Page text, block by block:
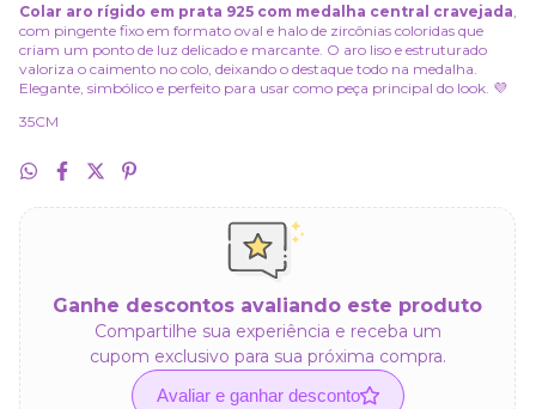
Colar aro rígido em prata 925 com medalha central cravejada
com pingente fixo em formato oval e halo de zircônias coloridas que
criam um ponto de luz delicado e marcante. O aro liso e estruturado
valoriza o caimento no colo, deixando o destaque todo na medalha.
Elegante, simbólico e perfeito para usar como peça principal do look. 💜
35CM
Ganhe descontos avaliando este produto
Compartilhe sua experiência e receba um
cupom exclusivo para sua próxima compra.
Avaliar e ganhar desconto